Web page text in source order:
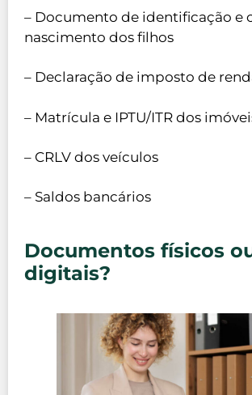
– Documento de identificação e
nascimento dos filhos
– Declaração de imposto de
– Matrícula e IPTU/ITR dos
– CRLV dos veículos
– Saldos bancários
Documentos físicos
digitais?